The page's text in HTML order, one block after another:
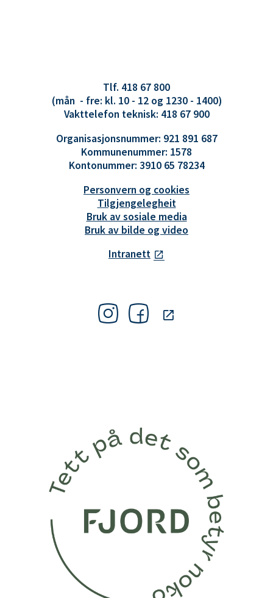
Tlf. 418 67 800
(mån - fre: kl. 10 - 12 og 1230 - 1400)
Vakttelefon teknisk: 418 67 900
Organisasjonsnummer: 921 891 687
Kommunenummer: 1578
Kontonummer: 3910 65 78234
Personvern og cookies
Tilgjengelegheit
Bruk av sosiale media
Bruk av bilde og video
Intranett